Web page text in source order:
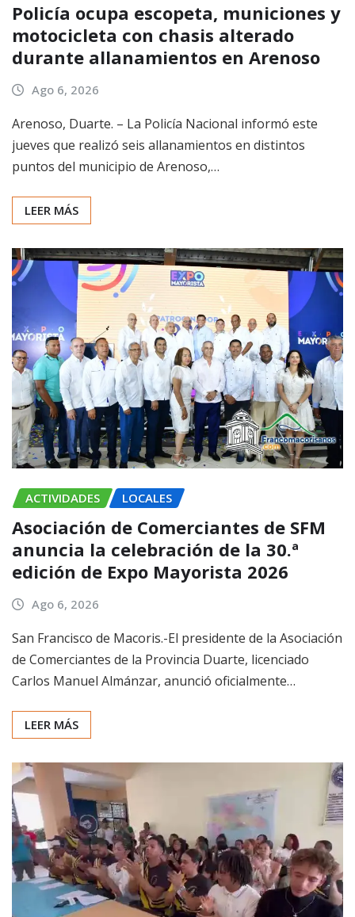
Policía ocupa escopeta, municiones y
motocicleta con chasis alterado
durante allanamientos en Arenoso
Ago 6, 2026
Arenoso, Duarte. – La Policía Nacional informó este
jueves que realizó seis allanamientos en distintos
puntos del municipio de Arenoso,…
LEER MÁS
ACTIVIDADES LOCALES
Asociación de Comerciantes de SFM
anuncia la celebración de la 30.ª
edición de Expo Mayorista 2026
Ago 6, 2026
San Francisco de Macoris.-El presidente de la Asociación
de Comerciantes de la Provincia Duarte, licenciado
Carlos Manuel Almánzar, anunció oficialmente…
LEER MÁS